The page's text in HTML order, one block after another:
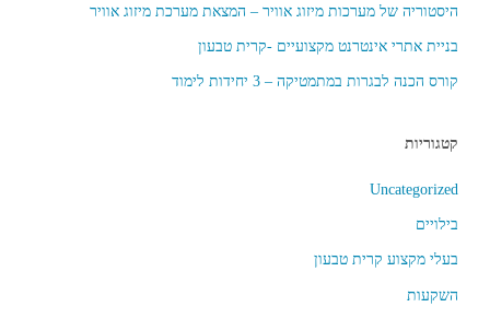
היסטוריה של מערכות מיזוג אוויר – המצאת מערכת מיזוג אוויר
בניית אתרי אינטרנט מקצועיים -קרית טבעון
קורס הכנה לבגרות במתמטיקה – 3 יחידות לימוד
קטגוריות
Uncategorized
בילויים
בעלי מקצוע קרית טבעון
השקעות